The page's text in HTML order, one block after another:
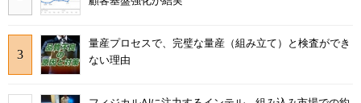
量産プロセスで、完璧な量産（組み立て）と検査ができ
ない理由